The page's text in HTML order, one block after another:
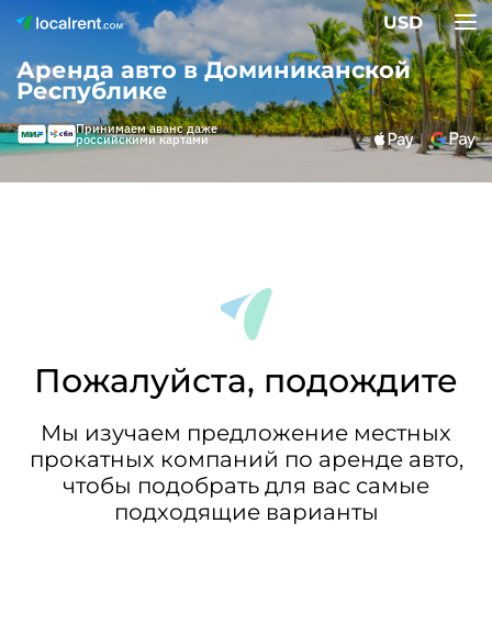
USD
Аренда авто в Доминиканской
Республике
Принимаем аванс даже
российскими картами
Пожалуйста, подождите
Мы изучаем предложение местных
прокатных компаний по аренде авто,
чтобы подобрать для вас самые
подходящие варианты